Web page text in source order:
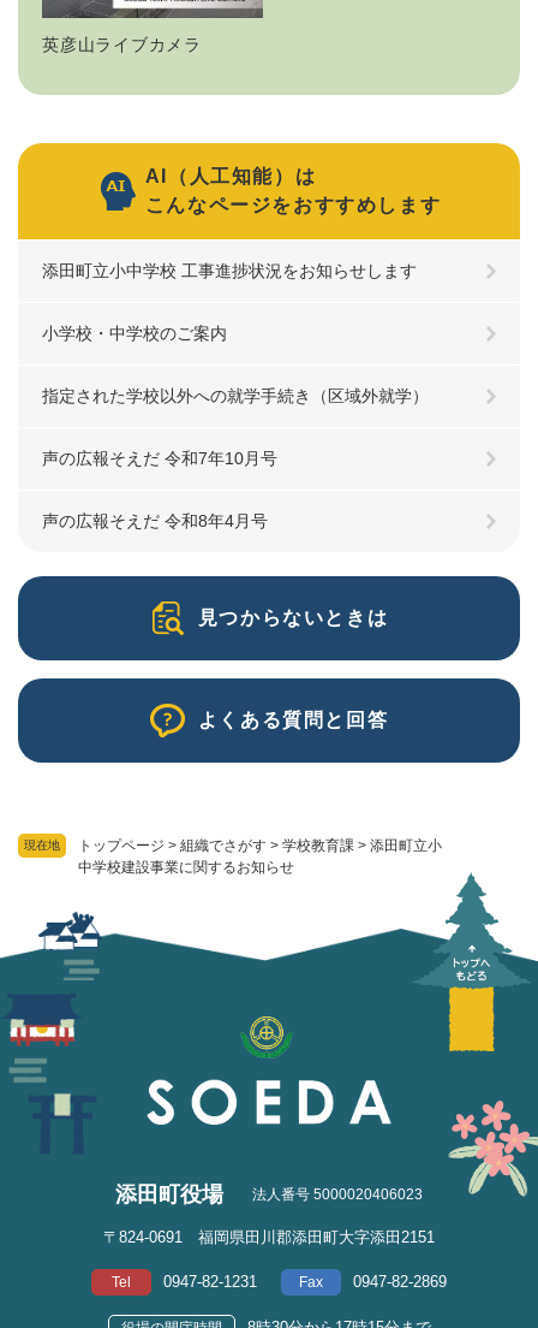
現在地 トップページ > 組織でさがす > 学校教育課 > 添田町立小
中学校建設事業に関するお知らせ
英彦山ライブカメラ
AI（人工知能）は
こんなページをおすすめします
添田町立小中学校 工事進捗状況をお知らせします
小学校・中学校のご案内
指定された学校以外への就学手続き（区域外就学）
声の広報そえだ 令和7年10月号
声の広報そえだ 令和8年4月号
見つからないときは
よくある質問と回答
添田町役場 法人番号 5000020406023
〒824-0691 福岡県田川郡添田町大字添田2151
Tel 0947-82-1231 Fax 0947-82-2869